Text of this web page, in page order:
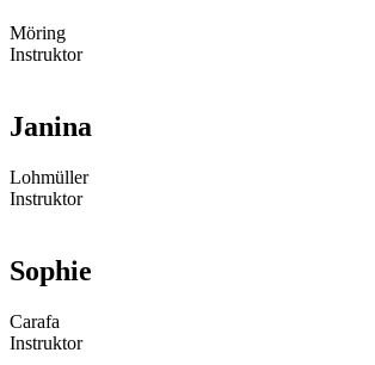
Möring
Instruktor
Janina
Lohmüller
Instruktor
Sophie
Carafa
Instruktor